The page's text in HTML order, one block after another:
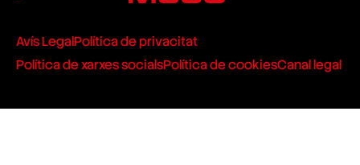
Avís LegalPolítica de privacitat
Política de xarxes socialsPolítica de cookiesCanal legal